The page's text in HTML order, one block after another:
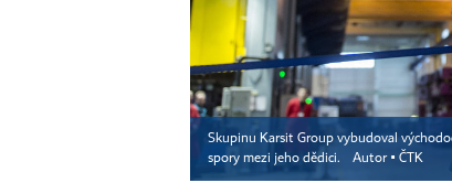
Skupinu Karsit Group vybudoval
spory mezi jeho dědici.
Autor ▪ ČTK